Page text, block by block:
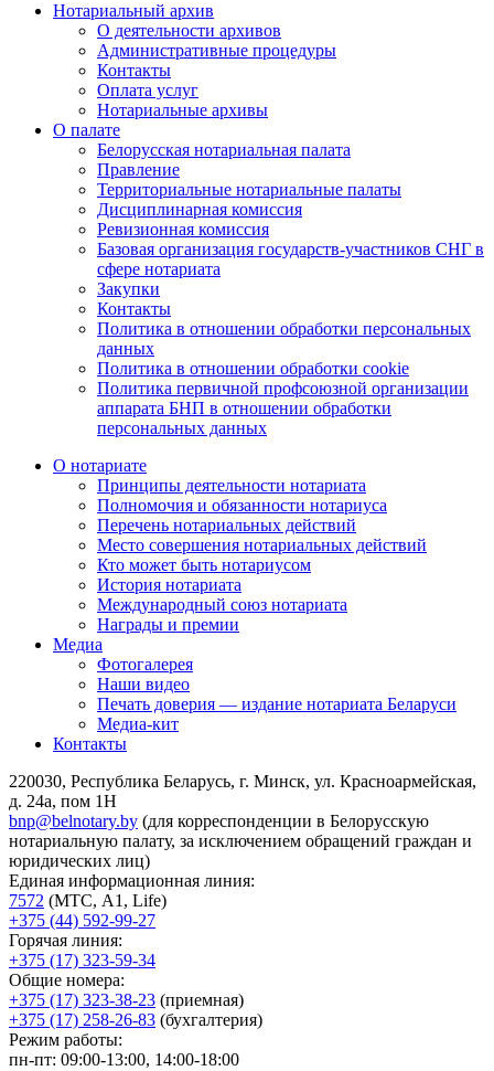
Нотариальный архив
О деятельности архивов
Административные процедуры
Контакты
Оплата услуг
Нотариальные архивы
О палате
Белорусская нотариальная палата
Правление
Территориальные нотариальные палаты
Дисциплинарная комиссия
Ревизионная комиссия
Базовая организация государств-участников СНГ в
сфере нотариата
Закупки
Контакты
Политика в отношении обработки персональных
данных
Политика в отношении обработки cookie
Политика первичной профсоюзной организации
аппарата БНП в отношении обработки
персональных данных
О нотариате
Принципы деятельности нотариата
Полномочия и обязанности нотариуса
Перечень нотариальных действий
Место совершения нотариальных действий
Кто может быть нотариусом
История нотариата
Международный союз нотариата
Награды и премии
Медиа
Фотогалерея
Наши видео
Печать доверия — издание нотариата Беларуси
Медиа-кит
Контакты
220030, Республика Беларусь, г. Минск, ул. Красноармейская,
д. 24а, пом 1Н
bnp@belnotary.by (для корреспонденции в Белорусскую
нотариальную палату, за исключением обращений граждан и
юридических лиц)
Единая информационная линия:
7572 (МТС, A1, Life)
+375 (44) 592-99-27
Горячая линия:
+375 (17) 323-59-34
Общие номера:
+375 (17) 323-38-23 (приемная)
+375 (17) 258-26-83 (бухгалтерия)
Режим работы:
пн-пт: 09:00-13:00, 14:00-18:00